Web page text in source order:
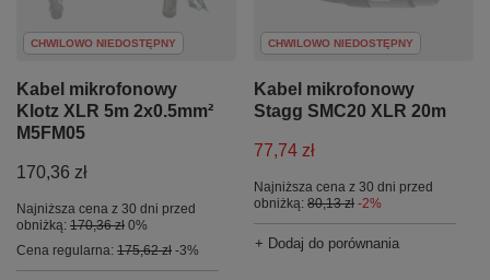
CHWILOWO NIEDOSTĘPNY
Kabel mikrofonowy
Klotz XLR 5m 2x0.5mm²
M5FM05
170,36 zł
Najniższa cena z 30 dni przed
obniżką: 170,36 zł 0%
Cena regularna: 175,62 zł -3%
CHWILOWO NIEDOSTĘPNY
Kabel mikrofonowy
Stagg SMC20 XLR 20m
77,74 zł
Najniższa cena z 30 dni przed
obniżką: 80,13 zł -2%
+ Dodaj do porównania